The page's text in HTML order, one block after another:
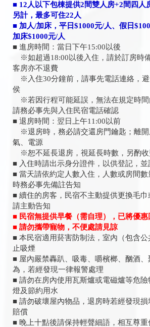
■ 12人以下包棟提供2間雙人房+2間四人
另計，最多可住22人
■ 加人/加床，平日$1000元/人、假日
加床$1000元/人
■ 進房時間：當日下午15:00以後
※如超過18:00以後入住，請於訂房時
客房亦不退費
※入住30分鐘前，請事先電話連絡，
侯
※若因行程可能延誤，無法在規定時間
請務必事先與入住民宿電話確認
■ 退房時間：翌日上午11:00以前
※退房時，務必請交還房門鑰匙；離開
氣、電源
※恕不延長退房，視延長時數，另酌收
■ 入住時請出示身分證件，以供登記，
■ 當天請依約定人數入住，人數或房間
時務必事先備註告知
■ 續住的房客，民宿不主動提供更換毛
請主動告知
■ 民宿無提供早餐（需自理），已將優惠
■ 請勿攜帶寵物，不便處請見諒
■ 本民宿適用菸害防制法，室內（包含
止吸煙
■ 屋內嚴禁轟趴、吸毒、嚼檳榔、酗酒
為，若經發現一律報警處理
■ 請勿在房內使用瓦斯爐或電磁爐等危險
燈及節約用水
■ 請勿破壞屋內物品，退房時若經發現
賠償
■ 晚上十點後請保持輕聲細語，相互尊